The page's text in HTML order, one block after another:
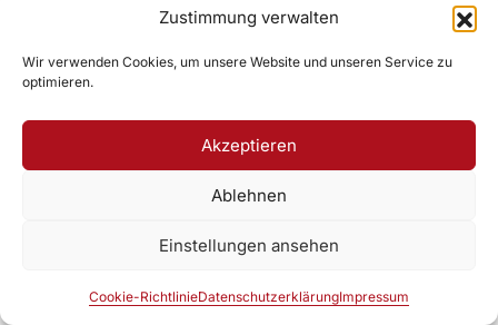
Zustimmung verwalten
Wir verwenden Cookies, um unsere Website und unseren Service zu
optimieren.
Akzeptieren
Ablehnen
Einstellungen ansehen
Cookie-RichtlinieDatenschutzerklärungImpressum
Unser YouTube-Kanal
Zur DAV Webseite